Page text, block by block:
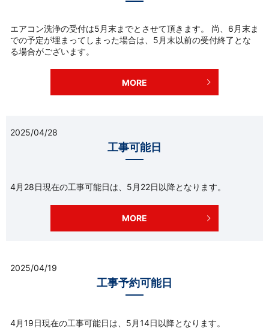
エアコン洗浄の受付は5月末までとさせて頂きます。 尚、6月末ま
での予定が埋まってしまった場合は、5月末以前の受付終了とな
る場合がございます。
MORE
2025/04/28
工事可能日
4月28日現在の工事可能日は、5月22日以降となります。
MORE
2025/04/19
工事予約可能日
4月19日現在の工事可能日は、5月14日以降となります。